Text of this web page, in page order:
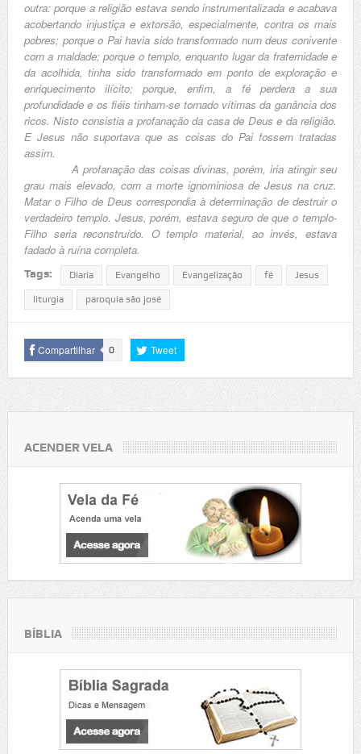
outra: porque a religião estava sendo instrumentalizada e acabava
acobertando injustiça e extorsão, especialmente, contra os mais
pobres; porque o Pai havia sido transformado num deus conivente
com a maldade; porque o templo, enquanto lugar da fraternidade e
da acolhida, tinha sido transformado em ponto de exploração e
enriquecimento ilícito; porque, enfim, a fé perdera a sua
profundidade e os fiéis tinham-se tornado vítimas da ganância dos
ricos. Nisto consistia a profanação da casa de Deus e da religião.
E Jesus não suportava que as coisas do Pai fossem tratadas
assim.
A profanação das coisas divinas, porém, iria atingir seu
grau mais elevado, com a morte ignominiosa de Jesus na cruz.
Matar o Filho de Deus correspondia à determinação de destruir o
verdadeiro templo. Jesus, porém, estava seguro de que o templo-
Filho seria reconstruído. O templo material, ao invés, estava
fadado à ruína completa.
Tags: Diaria Evangelho Evangelização fé Jesus
liturgia paroquia são josé
Compartilhar 0 Tweet
ACENDER VELA
BÍBLIA